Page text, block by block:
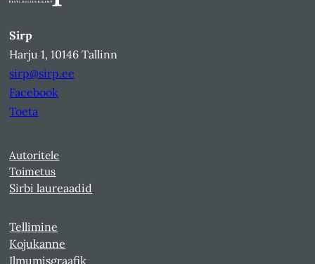
Sirp
Harju 1, 10146 Tallinn
sirp@sirp.ee
Facebook
Toeta
Autoritele
Toimetus
Sirbi laureaadid
Tellimine
Kojukanne
Ilmumisgraafik